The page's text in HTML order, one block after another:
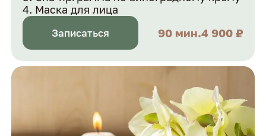
Маска для лица
Записаться 90 мин.4 900 ₽